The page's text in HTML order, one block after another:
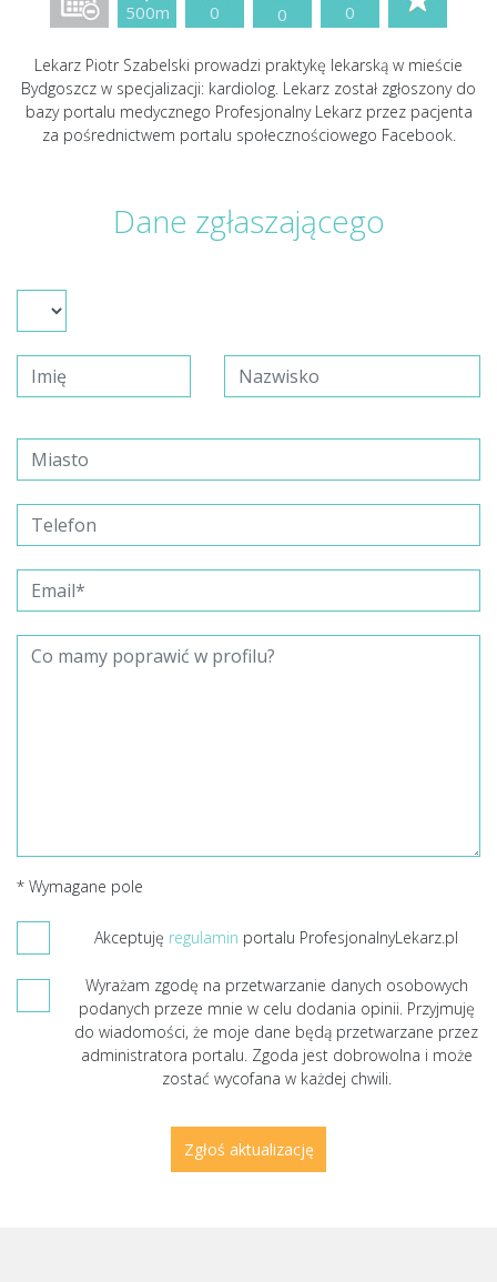
500m 0 0 0
Lekarz Piotr Szabelski prowadzi praktykę lekarską w mieście
Bydgoszcz w specjalizacji: kardiolog. Lekarz został zgłoszony do
bazy portalu medycznego Profesjonalny Lekarz przez pacjenta
za pośrednictwem portalu społecznościowego Facebook.
Dane zgłaszającego
* Wymagane pole
Akceptuję regulamin portalu ProfesjonalnyLekarz.pl
Wyrażam zgodę na przetwarzanie danych osobowych
podanych przeze mnie w celu dodania opinii. Przyjmuję
do wiadomości, że moje dane będą przetwarzane przez
administratora portalu. Zgoda jest dobrowolna i może
zostać wycofana w każdej chwili.